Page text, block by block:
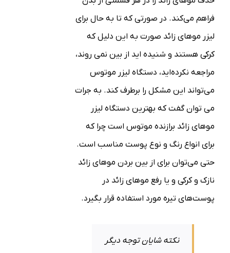
فراهم می‌کند. در صورتی که تا به حال برای
لیزر موهای زائد صورت به این دلیل که
کرکی هستند و شنیده اید از بین نمی روند،
مراجعه نکرده‌اید، دستگاه لیزر موتوس
می‌تواند این مشکل را برطرف کند. به جرات
می توان گفت که بهترین دستگاه لیزر
موهای زائد برازنده موتوس است چرا که
برای انواع رنگ و نوع پوست مناسب است.
حتی می‌توان برای از بین بردن موهای زائد
نازک و کرکی و یا رفع موهای زائد در
پوست‌های تیره مورد استفاده قرار بگیرد.
نکته شایان توجه دیگر